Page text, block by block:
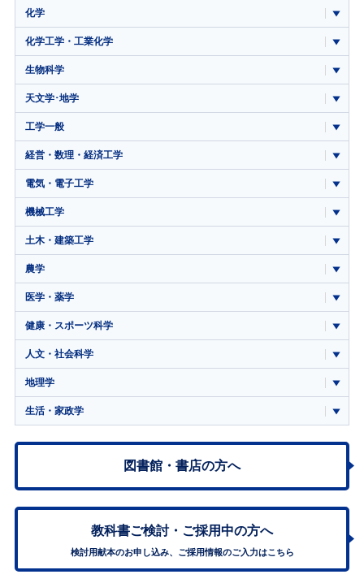
化学
化学工学・工業化学
生物科学
天文学･地学
工学一般
経営・数理・経済工学
電気・電子工学
機械工学
土木・建築工学
農学
医学・薬学
健康・スポーツ科学
人文・社会科学
地理学
生活・家政学
図書館・書店の方へ
教科書ご検討・ ご採用中の方へ
検討用献本のお申し込み、ご採用情報のご入力はこちら